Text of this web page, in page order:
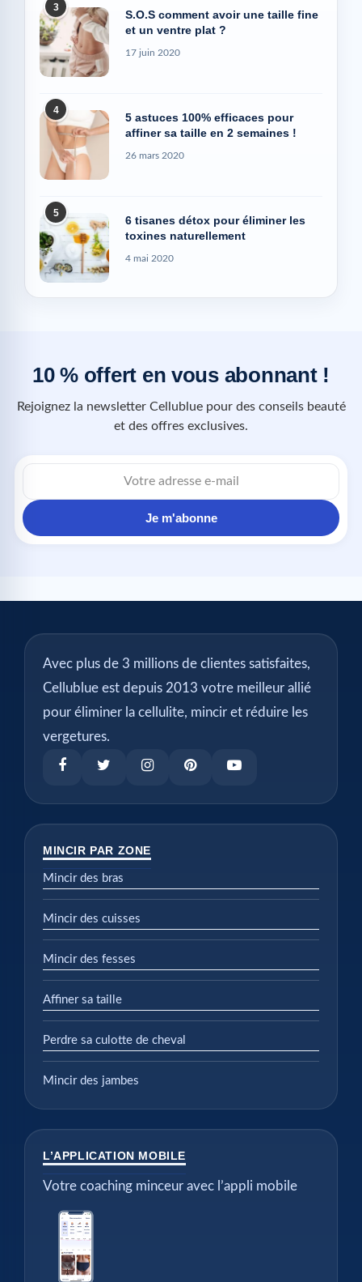
3
S.O.S comment avoir une taille fine
et un ventre plat ?
17 juin 2020
4
5 astuces 100% efficaces pour
affiner sa taille en 2 semaines !
26 mars 2020
5
6 tisanes détox pour éliminer les
toxines naturellement
4 mai 2020
10 % offert en vous abonnant !
Rejoignez la newsletter Cellublue pour des conseils beauté
et des offres exclusives.
Je m'abonne
Avec plus de 3 millions de clientes satisfaites,
Cellublue est depuis 2013 votre meilleur allié
pour éliminer la cellulite, mincir et réduire les
vergetures.
MINCIR PAR ZONE
Mincir des bras
Mincir des cuisses
Mincir des fesses
Affiner sa taille
Perdre sa culotte de cheval
Mincir des jambes
L’APPLICATION MOBILE
Votre coaching minceur avec l’appli mobile